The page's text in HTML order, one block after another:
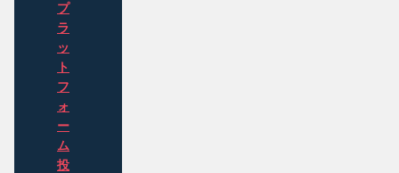
プ
ラ
ッ
ト
フ
ォ
ー
ム
投